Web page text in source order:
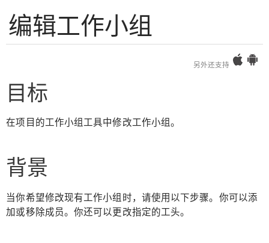
编辑工作小组
另外还支持
目标
在项目的工作小组工具中修改工作小组。
背景
当你希望修改现有工作小组时，请使用以下步骤。你可以添
加或移除成员。你还可以更改指定的工头。